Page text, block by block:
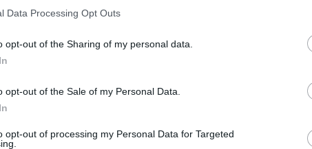
Data Processing Opt Outs
opt-out of the Sharing of my personal data.
opt-out of the Sale of my Personal Data.
opt-out of processing my Personal Data for Targeted
Jovic, aquejados de problemas musculares, al
confirmó en rueda de prensa que Modric
medios en la previa del partido ante el Alavés y
titular junto a Muriqi en el ataque. El entrenador